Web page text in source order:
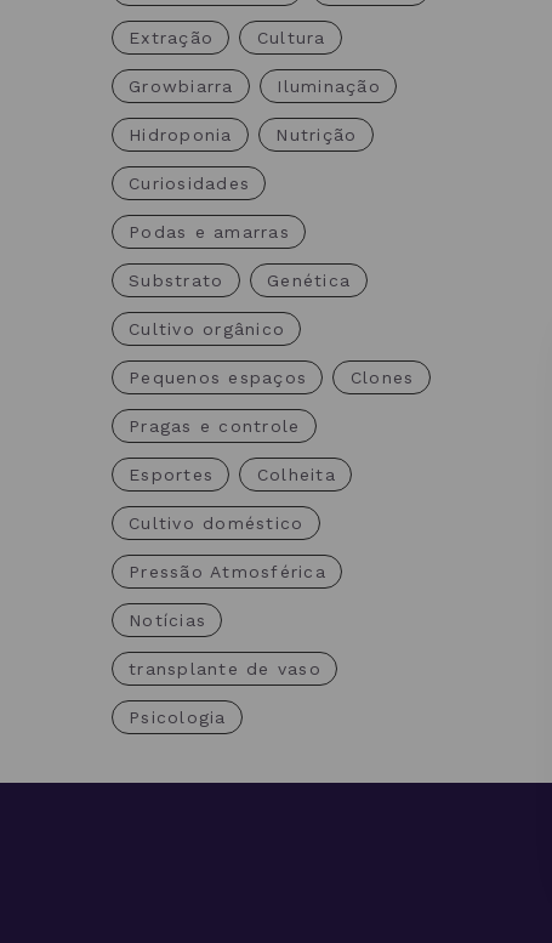
Extração Cultura
Growbiarra Iluminação
Hidroponia Nutrição
Curiosidades
Podas e amarras
Substrato Genética
Cultivo orgânico
Pequenos espaços Clones
Pragas e controle
Esportes Colheita
Cultivo doméstico
Pressão Atmosférica
Notícias
transplante de vaso
Psicologia